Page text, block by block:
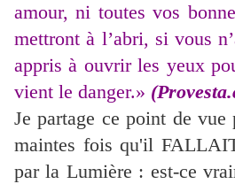
amour, ni toutes vos
mettront à l’abri, si vous
appris à ouvrir les yeux
vient le danger.»
Je partage ce point de vue
maintes fois qu'il
par la Lumière : est-ce